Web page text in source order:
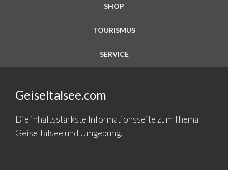
SHOP
TOURISMUS
SERVICE
Geiseltalsee.com
Die inhaltsstärkste Informationsseite zum Thema
Geiseltalsee und Umgebung.